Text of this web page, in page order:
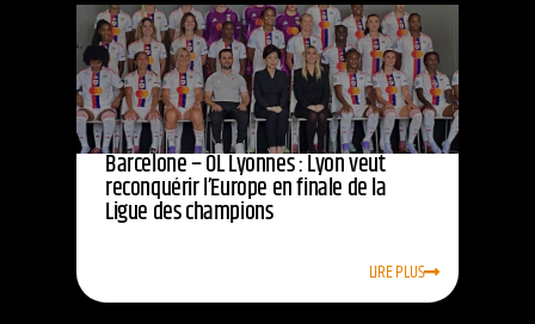
Barcelone – OL Lyonnes : Lyon veut
reconquérir l’Europe en finale de la
Ligue des champions
LIRE PLUS